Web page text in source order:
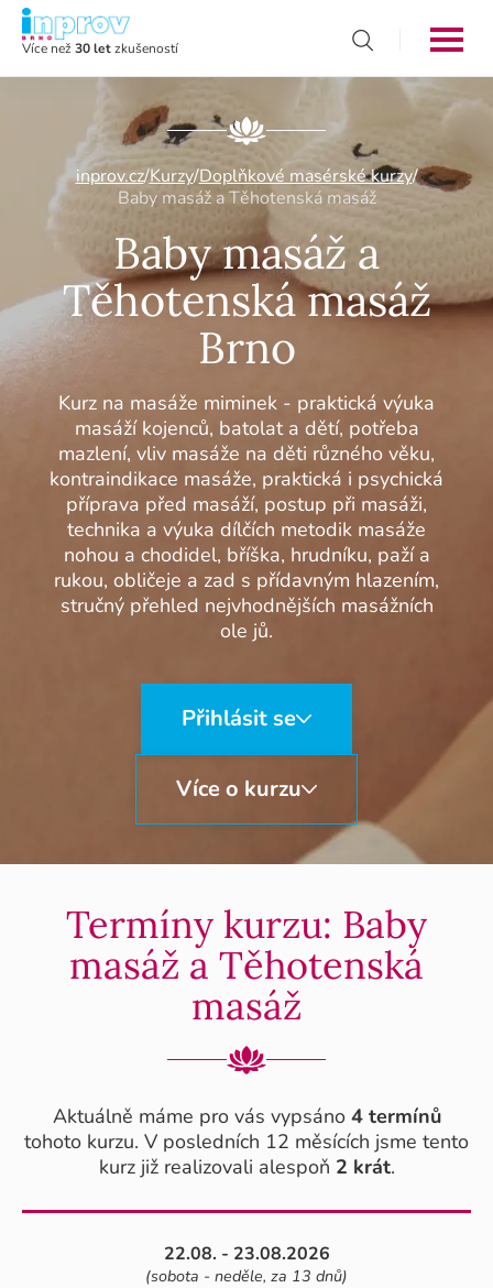
Více než30 letzkušeností
inprov.cz/Kurzy/Doplňkové masérské kurzy/
Baby masáž a Těhotenská masáž
Baby masáž a
Těhotenská masáž
Brno
Kurz na masáže miminek - praktická výuka
masáží kojenců, batolat a dětí, potřeba
mazlení, vliv masáže na děti různého věku,
kontraindikace masáže, praktická i psychická
příprava před masáží, postup při masáži,
technika a výuka dílčích metodik masáže
nohou a chodidel, bříška, hrudníku, paží a
rukou, obličeje a zad s přídavným hlazením,
stručný přehled nejvhodnějších masážních
ole jů.
Přihlásit se
Více o kurzu
Termíny kurzu: Baby
masáž a Těhotenská
masáž
Aktuálně máme pro vás vypsáno 4 termínů
tohoto kurzu. V posledních 12 měsících jsme tento
kurz již realizovali alespoň 2 krát.
22.08. - 23.08.2026
(sobota - neděle, za 13 dnů)